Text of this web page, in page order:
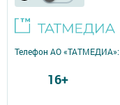
Телефон АО «ТАТМЕДИА»:
16+